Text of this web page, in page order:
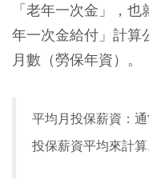
「老年一次金」，
年一次金給付」計算
月數（勞保年資）。
平均月投保薪資：
投保薪資平均來計算